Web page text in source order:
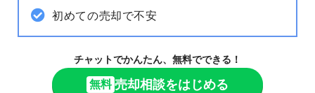
初めての売却で不安
チャットでかんたん、無料でできる！
無料 売却相談をはじめる